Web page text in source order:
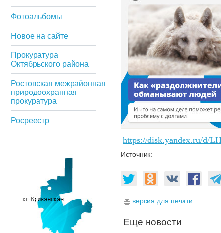
Фотоальбомы
Новое на сайте
Прокуратура
Октябрьского района
Ростовская межрайонная
природоохранная
прокуратура
Росреестр
https://disk.yandex.ru/d/
Источник:
версия для печати
Еще новости